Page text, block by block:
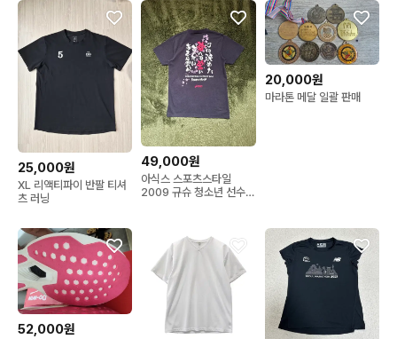
25,000원
XL 리액티파이 반팔 티셔
츠 러닝
49,000원
아식스 스포츠스타일
2009 규슈 청소년 선수권
20,000원
마라톤 메달 일괄 판매
52,000원